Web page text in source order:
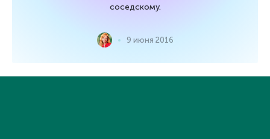
соседскому.
9 июня 2016